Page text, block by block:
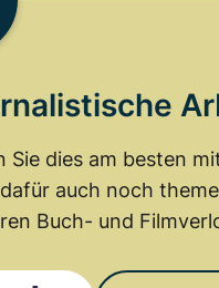
dies am besten
auch noch
Buch- und